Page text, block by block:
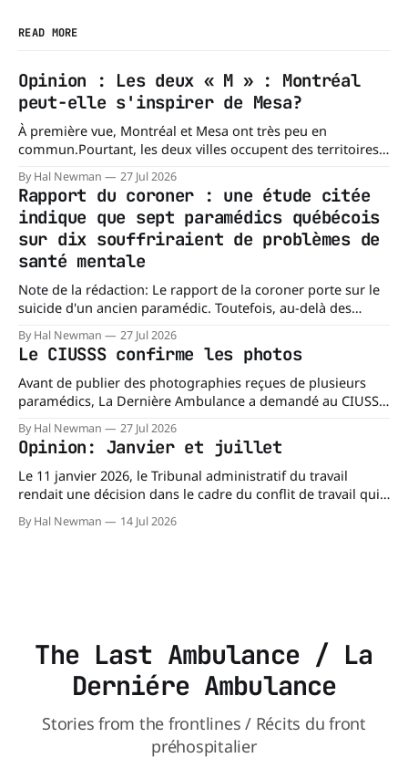
READ MORE
Opinion : Les deux « M » : Montréal
peut-elle s'inspirer de Mesa?
À première vue, Montréal et Mesa ont très peu en
commun.Pourtant, les deux villes occupent des territoires
(138,7 milles carrés), alors que l'île de Montréal s'étend sur
près de 499 km². La différence n'est
By Hal Newman 27 Jul 2026
Rapport du coroner : une étude citée
indique que sept paramédics québécois
sur dix souffriraient de problèmes de
santé mentale
Note de la rédaction: Le rapport de la coroner porte sur le
suicide d'un ancien paramédic. Toutefois, au-delà des
une question plus large : les blessures psychologiques chez
les paramédics et les mécanismes de soutien qui leur
By Hal Newman 27 Jul 2026
Le CIUSSS confirme les photos
Avant de publier des photographies reçues de plusieurs
paramédics, La Dernière Ambulance a demandé au CIUSSS
ainsi que leur utilisation. Dans un courriel transmis à La
Dernière Ambulance, l'Équipe des relations médias et des
affaires publiques,
By Hal Newman 27 Jul 2026
Opinion: Janvier et juillet
Le 11 janvier 2026, le Tribunal administratif du travail
rendait une décision dans le cadre du conflit de travail qui
organisations syndicales représentant les paramédics. À
By Hal Newman 14 Jul 2026
The Last Ambulance / La
Derniére Ambulance
Stories from the frontlines / Récits du front
préhospitalier